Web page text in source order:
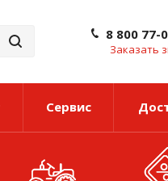
8 800 77-
Заказать
Сервис